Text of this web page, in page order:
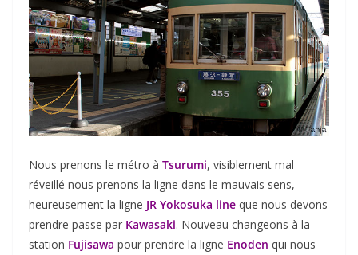
Nous prenons le métro à Tsurumi, visiblement mal
réveillé nous prenons la ligne dans le mauvais sens,
heureusement la ligne JR Yokosuka line que nous devons
prendre passe par Kawasaki. Nouveau changeons à la
station Fujisawa pour prendre la ligne Enoden qui nous